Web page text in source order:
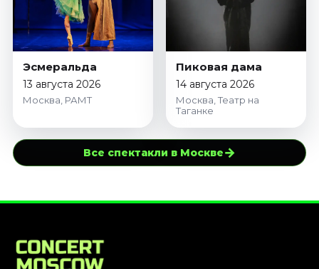
Эсмеральда
13 августа 2026
Москва, РАМТ
Пиковая дама
14 августа 2026
Москва, Театр на
Таганке
Все спектакли в Москве→